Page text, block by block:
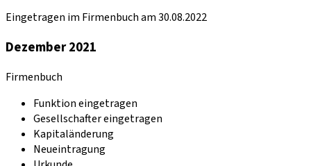
Eingetragen im Firmenbuch am 30.08.2022
Dezember 2021
Firmenbuch
Funktion eingetragen
Gesellschafter eingetragen
Kapitaländerung
Neueintragung